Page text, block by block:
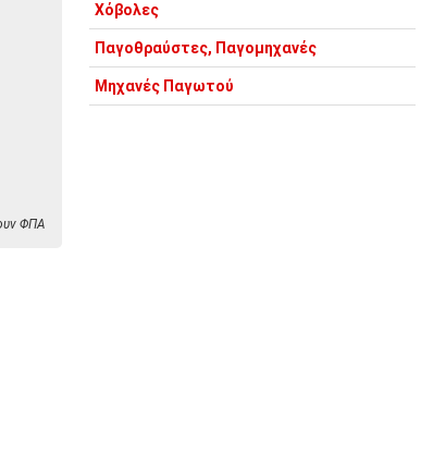
ΦΠΑ
Χόβολες
Παγοθραύστες, Παγομηχανές
Μηχανές Παγωτού